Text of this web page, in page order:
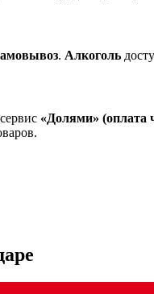
. Алкоголь
«Долями» (оплата